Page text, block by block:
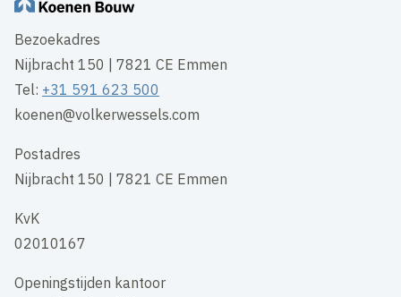
Bezoekadres
Nijbracht 150 | 7821 CE Emmen
Tel: +31 591 623 500
koenen@volkerwessels.com
Postadres
Nijbracht 150 | 7821 CE Emmen
KvK
02010167
Openingstijden kantoor